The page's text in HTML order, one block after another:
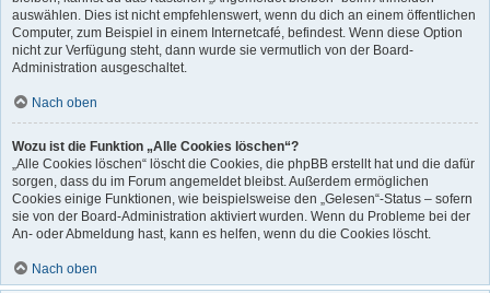
auswählen. Dies ist nicht empfehlenswert, wenn du dich an einem öffentlichen
Computer, zum Beispiel in einem Internetcafé, befindest. Wenn diese Option
nicht zur Verfügung steht, dann wurde sie vermutlich von der Board-
Administration ausgeschaltet.
Nach oben
Wozu ist die Funktion „Alle Cookies löschen“?
„Alle Cookies löschen“ löscht die Cookies, die phpBB erstellt hat und die dafür
sorgen, dass du im Forum angemeldet bleibst. Außerdem ermöglichen
Cookies einige Funktionen, wie beispielsweise den „Gelesen“-Status – sofern
sie von der Board-Administration aktiviert wurden. Wenn du Probleme bei der
An- oder Abmeldung hast, kann es helfen, wenn du die Cookies löscht.
Nach oben